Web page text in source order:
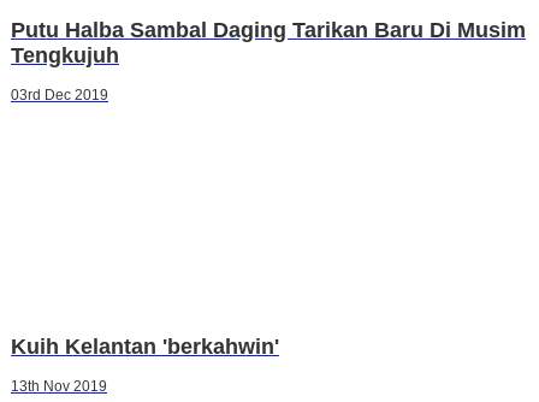
Putu Halba Sambal Daging Tarikan Baru Di Musim
Tengkujuh
03rd Dec 2019
Kuih Kelantan 'berkahwin'
13th Nov 2019